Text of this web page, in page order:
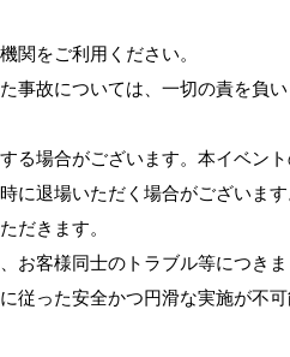
関をご利用ください。
事故については、一切の責を負い
る場合がございます。本イベン
に退場いただく場合がございます
だきます。
お客様同士のトラブル等につき
従った安全かつ円滑な実施が不